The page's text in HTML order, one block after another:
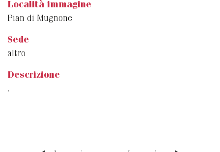
Località immagine
Pian di Mugnone
Sede
altro
Descrizione
.